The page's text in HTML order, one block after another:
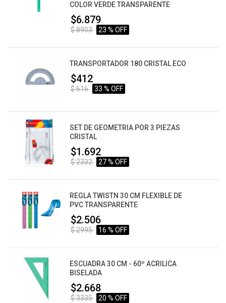
COLOR VERDE TRANSPARENTE
$6.879
$ 8903 23 % OFF
TRANSPORTADOR 180 CRISTAL ECO
$412
$ 616 33 % OFF
SET DE GEOMETRIA POR 3 PIEZAS
CRISTAL
$1.692
$ 2332 27 % OFF
REGLA TWISTN 30 CM FLEXIBLE DE
PVC TRANSPARENTE
$2.506
$ 2995 16 % OFF
ESCUADRA 30 CM - 60º ACRILICA
BISELADA
$2.668
$ 3335 20 % OFF